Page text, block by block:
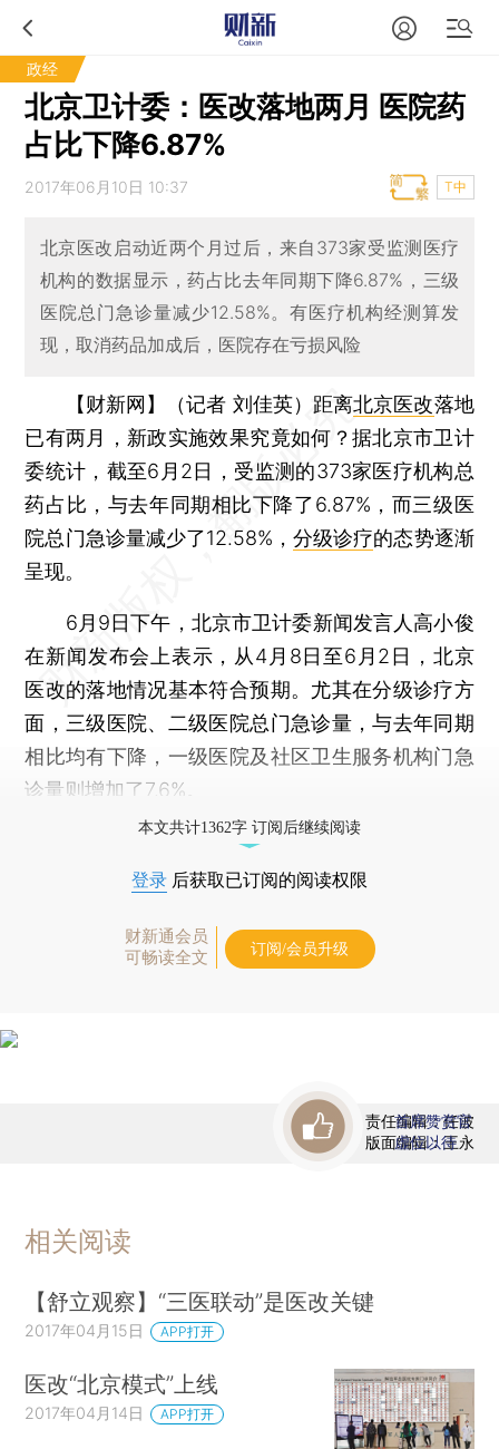
政经
北京卫计委：医改落地两月 医院药
占比下降6.87%
2017年06月10日 10:37 T中
北京医改启动近两个月过后，来自373家受监测医疗
机构的数据显示，药占比去年同期下降6.87%，三级
医院总门急诊量减少12.58%。有医疗机构经测算发
现，取消药品加成后，医院存在亏损风险
【财新网】（记者 刘佳英） 距离北京医改落地
已有两月，新政实施效果究竟如何？据北京市卫计
委统计，截至6月2日，受监测的373家医疗机构总
药占比，与去年同期相比下降了6.87%，而三级医
院总门急诊量减少了12.58%，分级诊疗的态势逐渐
呈现。
6月9日下午，北京市卫计委新闻发言人高小俊
在新闻发布会上表示，从4月8日至6月2日，北京
医改的落地情况基本符合预期。尤其在分级诊疗方
面，三级医院、二级医院总门急诊量，与去年同期
相比均有下降，一级医院及社区卫生服务机构门急
诊量则增加了7.6%。
本文共计1362字 订阅后继续阅读
登录 后获取已订阅的阅读权限
财新通会员
可畅读全文
订阅/会员升级
责任编辑：任波
版面编辑：王永
首席赞赏官
虚位以待
相关阅读
【舒立观察】“三医联动”是医改关键
2017年04月15日 APP打开
医改“北京模式”上线
2017年04月14日 APP打开